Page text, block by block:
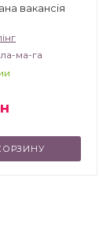
вакансія
ма-га